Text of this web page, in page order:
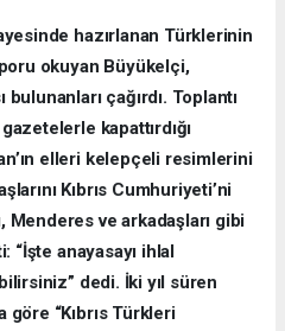
hazırlanan Türklerinin
okuyan Büyükelçi,
bulunanları çağırdı. Toplantı
kapattırdığı
elleri kelepçeli resimlerini
Kıbrıs Cumhuriyeti’ni
Menderes ve arkadaşları gibi
“İşte anayasayı ihlal
dedi. İki yıl süren
“Kıbrıs Türkleri